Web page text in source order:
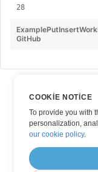
GitHub
COOKIE NOTICE
To provide you with
personalization,
our cookie policy.